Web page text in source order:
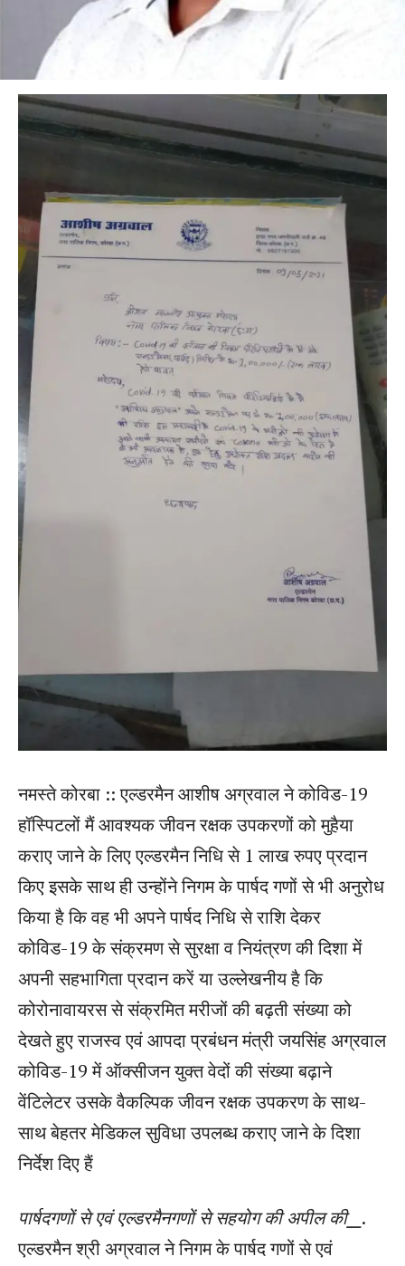
नमस्ते कोरबा :: एल्डरमैन आशीष अग्रवाल ने कोविड-19
हॉस्पिटलों मैं आवश्यक जीवन रक्षक उपकरणों को मुहैया
कराए जाने के लिए एल्डरमैन निधि से 1 लाख रुपए प्रदान
किए इसके साथ ही उन्होंने निगम के पार्षद गणों से भी अनुरोध
किया है कि वह भी अपने पार्षद निधि से राशि देकर
कोविड-19 के संक्रमण से सुरक्षा व नियंत्रण की दिशा में
अपनी सहभागिता प्रदान करें या उल्लेखनीय है कि
कोरोनावायरस से संक्रमित मरीजों की बढ़ती संख्या को
देखते हुए राजस्व एवं आपदा प्रबंधन मंत्री जयसिंह अग्रवाल
कोविड-19 में ऑक्सीजन युक्त वेदों की संख्या बढ़ाने
वेंटिलेटर उसके वैकल्पिक जीवन रक्षक उपकरण के साथ-
साथ बेहतर मेडिकल सुविधा उपलब्ध कराए जाने के दिशा
निर्देश दिए हैं
पार्षदगणों से एवं एल्डरमैनगणों से सहयोग की अपील की__ .
एल्डरमैन श्री अग्रवाल ने निगम के पार्षद गणों से एवं